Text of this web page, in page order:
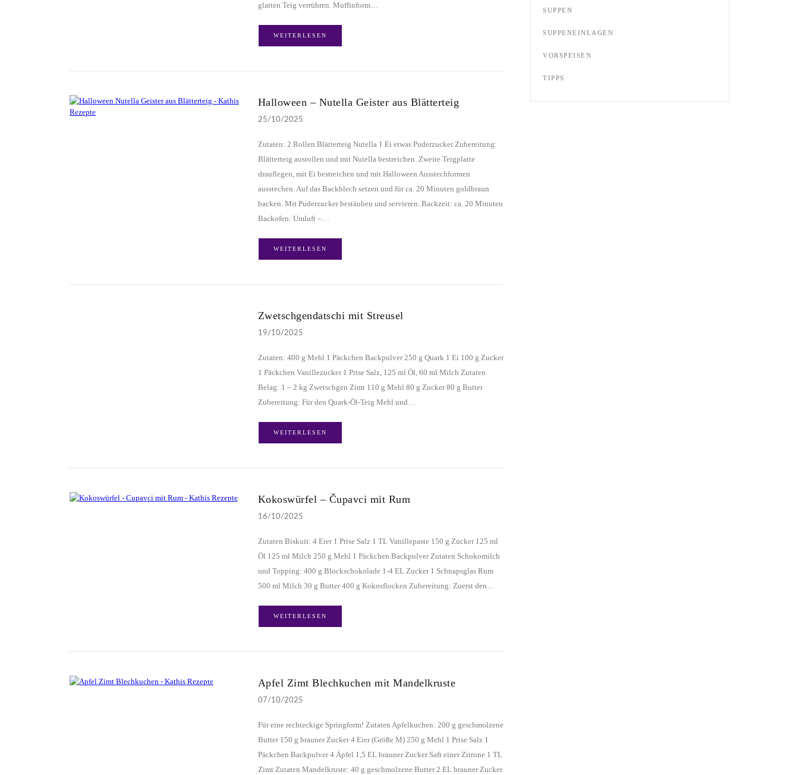
glatten Teig verrühren. Muffinform…
WEITERLESEN
Halloween – Nutella Geister aus Blätterteig
25/10/2025
Zutaten: 2 Rollen Blätterteig Nutella 1 Ei etwas Puderzucker Zubereitung:
Blätterteig ausrollen und mit Nutella bestreichen. Zweite Teigplatte
drauflegen, mit Ei bestreichen und mit Halloween Ausstechformen
ausstechen. Auf das Backblech setzen und für ca. 20 Minuten goldbraun
backen. Mit Puderzucker bestäuben und servieren. Backzeit: ca. 20 Minuten
Backofen: Umluft –…
WEITERLESEN
Zwetschgendatschi mit Streusel
19/10/2025
Zutaten: 400 g Mehl 1 Päckchen Backpulver 250 g Quark 1 Ei 100 g Zucker
1 Päckchen Vanillezucker 1 Prise Salz, 125 ml Öl, 60 ml Milch Zutaten
Belag: 1 – 2 kg Zwetschgen Zimt 110 g Mehl 80 g Zucker 80 g Butter
Zubereitung: Für den Quark-Öl-Teig Mehl und…
WEITERLESEN
Kokoswürfel – Čupavci mit Rum
16/10/2025
Zutaten Biskuit: 4 Eier 1 Prise Salz 1 TL Vanillepaste 150 g Zucker 125 ml
Öl 125 ml Milch 250 g Mehl 1 Päckchen Backpulver Zutaten Schokomilch
und Topping: 400 g Blockschokolade 1-4 EL Zucker 1 Schnapsglas Rum
500 ml Milch 30 g Butter 400 g Kokosflocken Zubereitung: Zuerst den…
WEITERLESEN
Apfel Zimt Blechkuchen mit Mandelkruste
07/10/2025
Für eine rechteckige Springform! Zutaten Apfelkuchen: 200 g geschmolzene
Butter 150 g brauner Zucker 4 Eier (Größe M) 250 g Mehl 1 Prise Salz 1
Päckchen Backpulver 4 Äpfel 1,5 EL brauner Zucker Saft einer Zitrone 1 TL
Zimt Zutaten Mandelkruste: 40 g geschmolzene Butter 2 EL brauner Zucker
SUPPEN
SUPPENEINLAGEN
VORSPEISEN
TIPPS